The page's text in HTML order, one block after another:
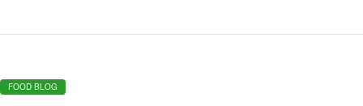
FOOD BLOG